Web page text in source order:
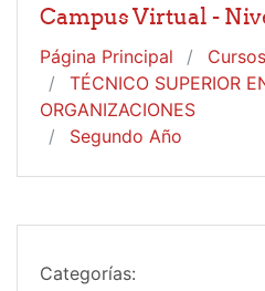
Campus Virtual -
Página Principal
Cursos
TÉCNICO SUPERIOR
ORGANIZACIONES
Segundo Año
Categorías: